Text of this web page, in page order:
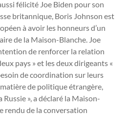
félicité Joe Biden pour son
britannique, Boris Johnson est
à avoir les honneurs d’un
de la Maison-Blanche. Joe
de renforcer la relation
pays » et les deux dirigeants «
de coordination sur leurs
de politique étrangère,
», a déclaré la Maison-
rendu de la conversation